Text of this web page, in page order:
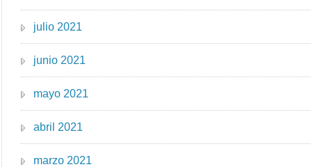
julio 2021
junio 2021
mayo 2021
abril 2021
marzo 2021